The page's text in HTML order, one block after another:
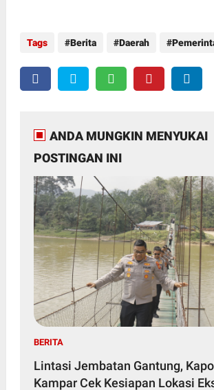
Tags Berita Daerah
ANDA MUNGKIN MENYUKAI
POSTINGAN INI
BERITA
Lintasi Jembatan Gantung,
Kampar Cek Kesiapan Lokasi